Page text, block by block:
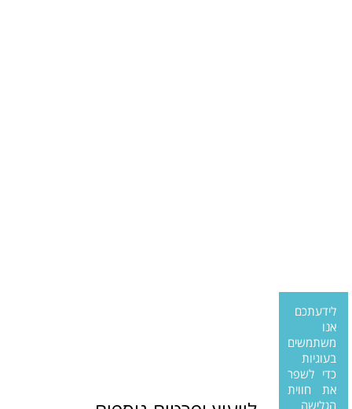
לידעתכם
אנו
משתמשים
בעוגיות
כדי לשפר
את חווית
הגלישה